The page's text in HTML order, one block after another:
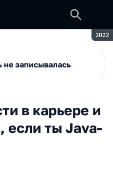
2022
не записывалась
в карьере и
если ты Java-